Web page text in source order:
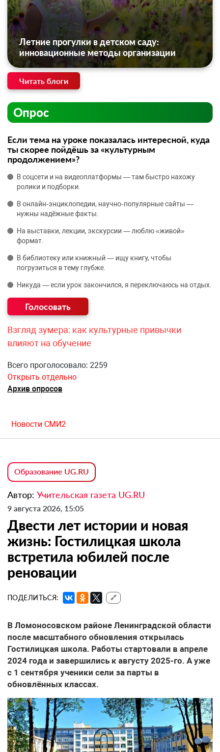
Летние прогулки в детском саду:
инновационные методы организации
Читать блоги
Опрос
Если тема на уроке показалась интересной, куда
ты скорее пойдёшь за «культурным
продолжением»?
В соцсети и на видеоплатформы — там быстро нахожу
ролики и подборки.
В онлайн‑энциклопедии, научно‑популярные сайты —
нужны надёжные факты.
На выставки, лекции, экскурсии — люблю «живой»
формат.
В библиотеку или книжный — ищу книгу, чтобы
погрузиться в тему глубже.
Никуда — если урок закончился, я переключаюсь на отдых.
Взгляд зумера: как культурные привычки
влияют на обучение
Всего проголосовало: 2259
Открыть отдельно
Архив опросов
Новости СМИ2
Образование UG.RU
Автор: Учительская газета UG.RU
9 августа 2026, 15:05
Двести лет истории и новая
жизнь: Гостилицкая школа
встретила юбилей после
реновации
ПОДЕЛИТЬСЯ: 🔗
В Ломоносовском районе Ленинградской области
после масштабного обновления открылась
Гостилицкая школа. Работы стартовали в апреле
2024 года и завершились к августу 2025-го. А уже
с 1 сентября ученики сели за парты в
обновлённых классах.